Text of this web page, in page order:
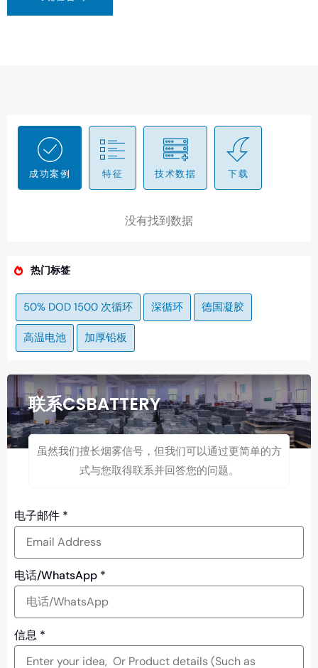
成功案例 特征 技术数据 下载
没有找到数据
热门标签
50% DOD 1500 次循环 深循环 德国凝胶
高温电池 加厚铅板
联系CSBATTERY
虽然我们擅长烟雾信号，但我们可以通过更简单的方
式与您取得联系并回答您的问题。
电子邮件 *
电话/WhatsApp *
信息 *